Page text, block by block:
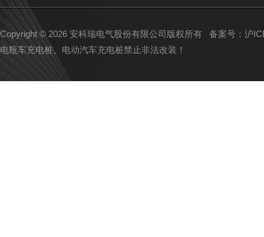
Copyright © 2026 安科瑞电气股份有限公司版权所有 备案号：沪
电瓶车充电桩、电动汽车充电桩禁止非法改装！